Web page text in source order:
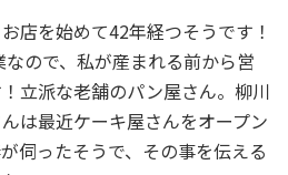
店を始めて42年経つそうです！
ので、私が産まれる前から営
立派な老舗のパン屋さん。柳川
は最近ケーキ屋さんをオープン
伺ったそうで、その事を伝える